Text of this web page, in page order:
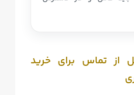
از تماس برای خرید